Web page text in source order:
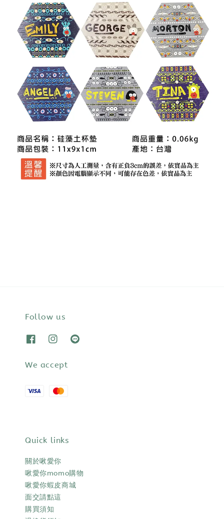
Follow us
We accept
Quick links
關於啾愛你
啾愛你momo購物
啾愛你蝦皮商城
面交請點這
購買須知